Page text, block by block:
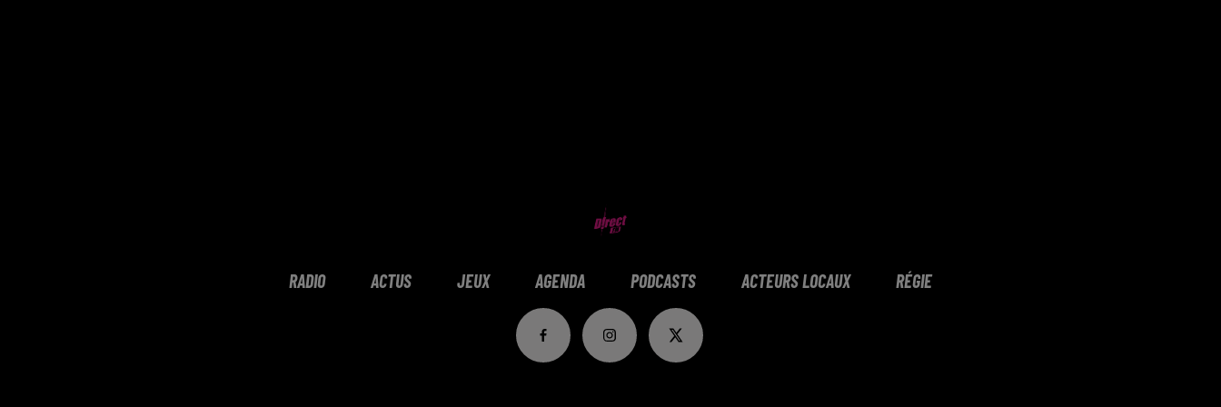
RADIO ACTUS JEUX AGENDA PODCASTS ACTEURS LOCAUX RÉGIE